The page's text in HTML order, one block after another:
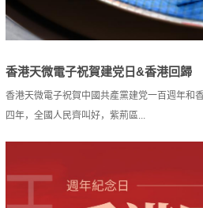
香港天微電子祝賀建党日&香港回歸
香港天微電子祝賀中國共產黨建党一百週年和
四年，全國人民齊叫好，紫荊區...